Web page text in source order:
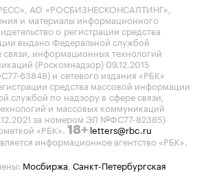
АО «РОСБИЗНЕСКОНСАЛТИНГ»,
и материалы информационного
о регистрации средства
выдано Федеральной службой
связи, информационных технологий
(Роскомнадзор) 09.12.2015
63848) и сетевого издания «РБК»
средства массовой информации
службой по надзору в сфере связи,
и массовых коммуникаций
за номером ЭЛ №ФС77-82385)
«РБК». 18+ letters@rbc.ru
информационное агентство «РБК».
Мосбиржа Санкт-Петербургская